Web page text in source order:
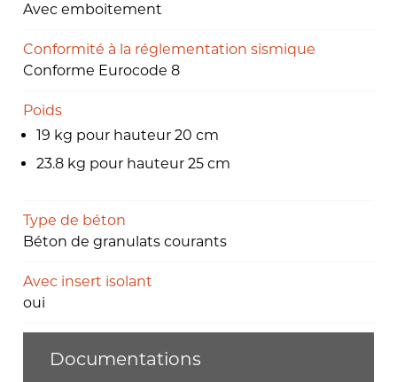
Avec emboitement
Conformité à la réglementation sismique
Conforme Eurocode 8
Poids
19 kg pour hauteur 20 cm
23.8 kg pour hauteur 25 cm
Type de béton
Béton de granulats courants
Avec insert isolant
oui
Documentations